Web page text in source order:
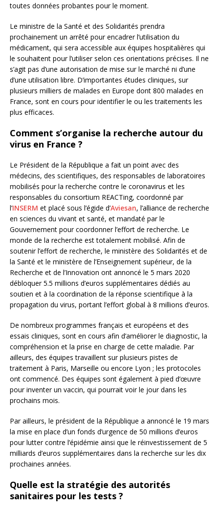
toutes données probantes pour le moment.
Le ministre de la Santé et des Solidarités prendra
prochainement un arrêté pour encadrer l’utilisation du
médicament, qui sera accessible aux équipes hospitalières qui
le souhaitent pour l’utiliser selon ces orientations précises. Il ne
s’agit pas d’une autorisation de mise sur le marché ni d’une
d’une utilisation libre. D’importantes études cliniques, sur
plusieurs milliers de malades en Europe dont 800 malades en
France, sont en cours pour identifier le ou les traitements les
plus efficaces.
Comment s’organise la recherche autour du
virus en France ?
Le Président de la République a fait un point avec des
médecins, des scientifiques, des responsables de laboratoires
mobilisés pour la recherche contre le coronavirus et les
responsables du consortium REACTing, coordonné par
l’INSERM et placé sous l’égide d’Aviesan, l’alliance de recherche
en sciences du vivant et santé, et mandaté par le
Gouvernement pour coordonner l’effort de recherche. Le
monde de la recherche est totalement mobilisé. Afin de
soutenir l’effort de recherche, le ministère des Solidarités et de
la Santé et le ministère de l’Enseignement supérieur, de la
Recherche et de l’Innovation ont annoncé le 5 mars 2020
débloquer 5.5 millions d’euros supplémentaires dédiés au
soutien et à la coordination de la réponse scientifique à la
propagation du virus, portant l’effort global à 8 millions d’euros.
De nombreux programmes français et européens et des
essais cliniques, sont en cours afin d’améliorer le diagnostic, la
compréhension et la prise en charge de cette maladie. Par
ailleurs, des équipes travaillent sur plusieurs pistes de
traitement à Paris, Marseille ou encore Lyon ; les protocoles
ont commencé. Des équipes sont également à pied d’œuvre
pour inventer un vaccin, qui pourrait voir le jour dans les
prochains mois.
Par ailleurs, le président de la République a annoncé le 19 mars
la mise en place d’un fonds d’urgence de 50 millions d’euros
pour lutter contre l’épidémie ainsi que le réinvestissement de 5
milliards d’euros supplémentaires dans la recherche sur les dix
prochaines années.
Quelle est la stratégie des autorités
sanitaires pour les tests ?